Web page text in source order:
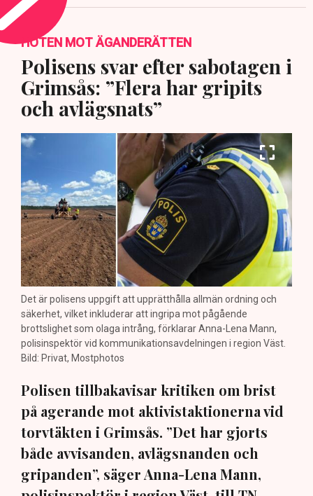
HOTEN MOT ÄGANDERÄTTEN
Polisens svar efter sabotagen i
Grimsås: ”Flera har gripits
och avlägsnats”
Det är polisens uppgift att upprätthålla allmän ordning och
säkerhet, vilket inkluderar att ingripa mot pågående
brottslighet som olaga intrång, förklarar Anna-Lena Mann,
polisinspektör vid kommunikationsavdelningen i region Väst.
Bild: Privat, Mostphotos
Polisen tillbakavisar kritiken om brist
på agerande mot aktivistaktionerna vid
torvtäkten i Grimsås. ”Det har gjorts
både avvisanden, avlägsnanden och
gripanden”, säger Anna-Lena Mann,